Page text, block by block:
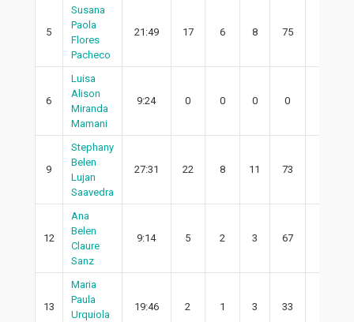
5
Susana
Paola
Flores
Pacheco
21:49 17 6 8 75
6
Luisa
Alison
Miranda
Mamani
9:24 0 0 0 0
9
Stephany
Belen
Lujan
Saavedra
27:31 22 8 11 73
12
Ana
Belen
Claure
Sanz
9:14 5 2 3 67
13
Maria
Paula
Urquiola
19:46 2 1 3 33